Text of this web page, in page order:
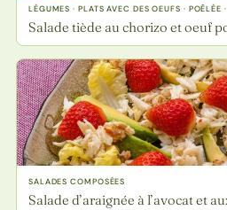
LÉGUMES · PLATS AVEC DES OEUFS · POÊLÉE
Salade tiède au chorizo et oeuf
SALADES COMPOSÉES
Salade d’araignée à l’avocat et